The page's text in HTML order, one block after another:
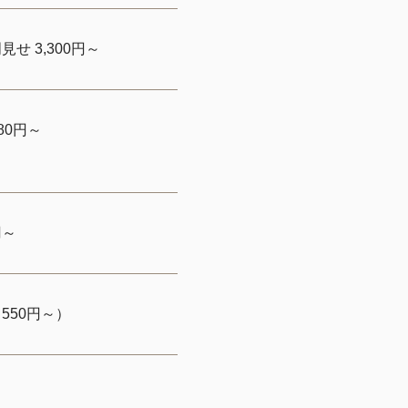
せ 3,300円～
円～
円～）